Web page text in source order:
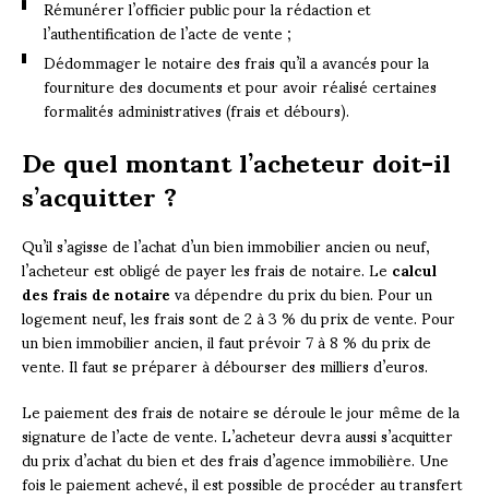
l’authentification de l’acte de vente ;
Dédommager le notaire des frais qu’il a avancés pour la
fourniture des documents et pour avoir réalisé certaines
formalités administratives (frais et débours).
De quel montant l’acheteur doit-il
s’acquitter ?
Qu’il s’agisse de l’achat d’un bien immobilier ancien ou neuf,
l’acheteur est obligé de payer les frais de notaire. Lecalcul
des frais de notaireva dépendre du prix du bien. Pour un
logement neuf, les frais sont de 2 à 3 % du prix de vente. Pour
un bien immobilier ancien, il faut prévoir 7 à 8 % du prix de
vente. Il faut se préparer à débourser des milliers d’euros.
Le paiement des frais de notaire se déroule le jour même de la
signature de l’acte de vente. L’acheteur devra aussi s’acquitter
du prix d’achat du bien et des frais d’agence immobilière. Une
fois le paiement achevé, il est possible de procéder au transfert